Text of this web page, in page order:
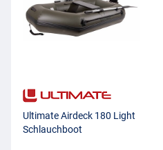
Ultimate Airdeck 180 Light
Schlauchboot